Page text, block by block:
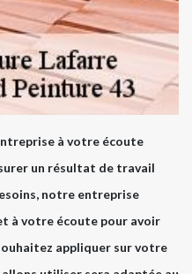
à votre écoute
un résultat de travail
notre entreprise
à votre écoute pour avoir
appliquer sur votre